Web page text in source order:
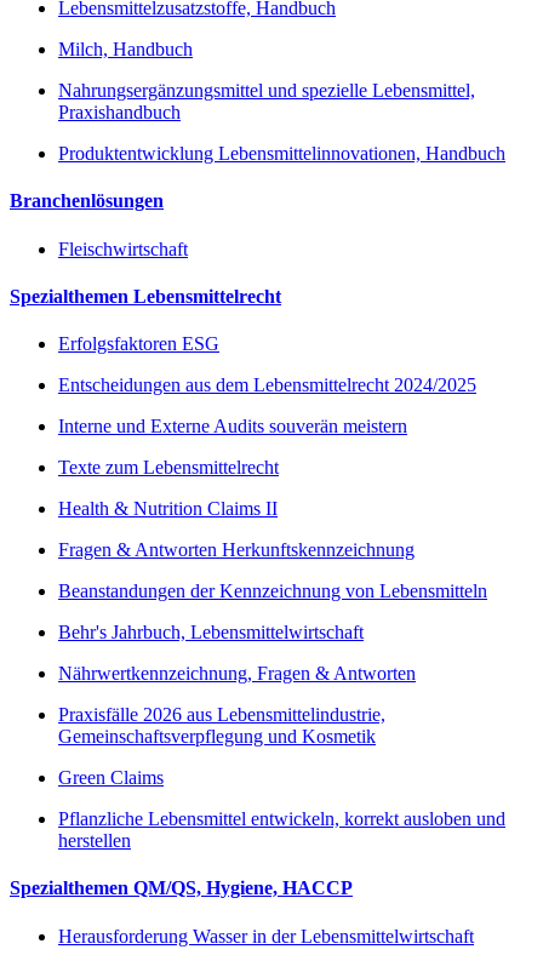
Lebensmittelzusatzstoffe, Handbuch
Milch, Handbuch
Nahrungsergänzungsmittel und spezielle Lebensmittel,
Praxishandbuch
Produktentwicklung Lebensmittelinnovationen, Handbuch
Branchenlösungen
Fleischwirtschaft
Spezialthemen Lebensmittelrecht
Erfolgsfaktoren ESG
Entscheidungen aus dem Lebensmittelrecht 2024/2025
Interne und Externe Audits souverän meistern
Texte zum Lebensmittelrecht
Health & Nutrition Claims II
Fragen & Antworten Herkunftskennzeichnung
Beanstandungen der Kennzeichnung von Lebensmitteln
Behr's Jahrbuch, Lebensmittelwirtschaft
Nährwertkennzeichnung, Fragen & Antworten
Praxisfälle 2026 aus Lebensmittelindustrie,
Gemeinschaftsverpflegung und Kosmetik
Green Claims
Pflanzliche Lebensmittel entwickeln, korrekt ausloben und
herstellen
Spezialthemen QM/QS, Hygiene, HACCP
Herausforderung Wasser in der Lebensmittelwirtschaft